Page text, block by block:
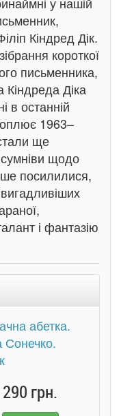
Кіндред Дік.
короткої
письменника,
Кіндреда Діка
в останній
1963–
ще
щодо
посилилися,
і фантазію
290 грн.